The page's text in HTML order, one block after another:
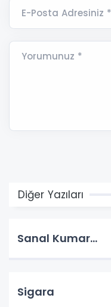
E-Posta Adresiniz *
Yorumunuz *
Diğer Yazıları
Sanal Kumar…
Sigara